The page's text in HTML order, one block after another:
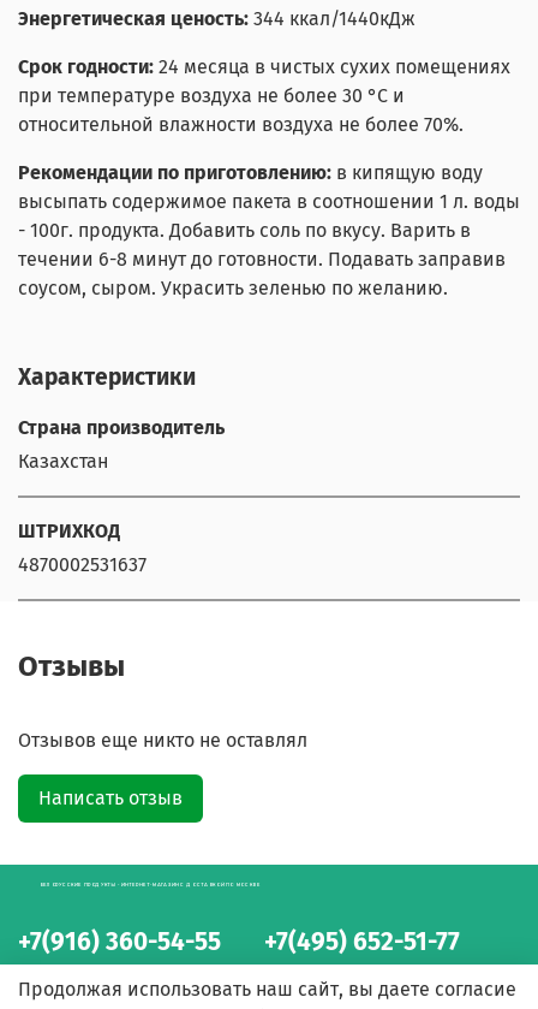
Энергетическая ценость: 344 ккал/1440кДж
Срок годности: 24 месяца в чистых сухих помещениях
при температуре воздуха не более 30 °С и
относительной влажности воздуха не более 70%.
Рекомендации по приготовлению: в кипящую воду
высыпать содержимое пакета в соотношении 1 л. воды
- 100г. продукта. Добавить соль по вкусу. Варить в
течении 6-8 минут до готовности. Подавать заправив
соусом, сыром. Украсить зеленью по желанию.
Характеристики
Страна производитель
Казахстан
ШТРИХКОД
4870002531637
Отзывы
Отзывов еще никто не оставлял
Написать отзыв
+7(916) 360-54-55 +7(495) 652-51-77
БЕЛОРУССКИЕ ПРОДУКТЫ - ИНТЕРНЕТ-МАГАЗИН С ДОСТАВКОЙ ПО МОСКВЕ
Продолжая использовать наш сайт, вы даете согласие